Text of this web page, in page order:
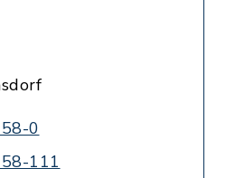
0
111